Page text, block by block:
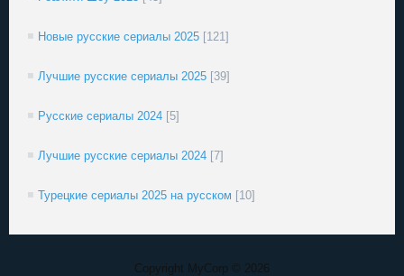
Новые русские сериалы 2025 [121]
Лучшие русские сериалы 2025 [39]
Русские сериалы 2024 [5]
Лучшие русские сериалы 2024 [7]
Турецкие сериалы 2025 на русском [10]
Copyright MyCorp © 2026